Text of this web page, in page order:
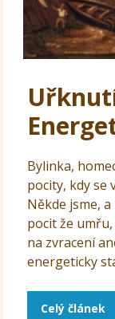
Bylinka,
pocity, kdy se
Někde jsme,
pocit že
na zvracení
energeticky
Celý článek